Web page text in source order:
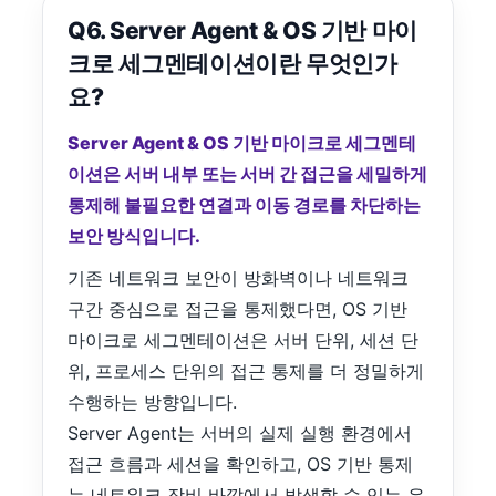
Q6. Server Agent & OS 기반 마이
크로 세그멘테이션이란 무엇인가
요?
Server Agent & OS 기반 마이크로 세그멘테
이션은 서버 내부 또는 서버 간 접근을 세밀하게
통제해 불필요한 연결과 이동 경로를 차단하는
보안 방식입니다.
기존 네트워크 보안이 방화벽이나 네트워크
구간 중심으로 접근을 통제했다면, OS 기반
마이크로 세그멘테이션은 서버 단위, 세션 단
위, 프로세스 단위의 접근 통제를 더 정밀하게
수행하는 방향입니다.
Server Agent는 서버의 실제 실행 환경에서
접근 흐름과 세션을 확인하고, OS 기반 통제